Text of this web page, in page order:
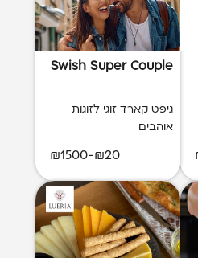
Swish Super Couple
גיפט קארד זוגי לזוגות
אוהבים
₪20-₪1500